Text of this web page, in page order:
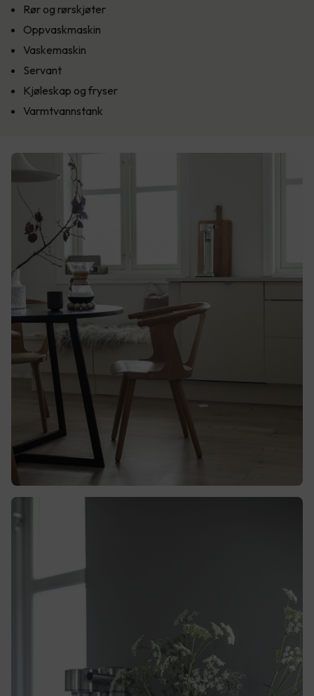
Rør og rørskjøter
Oppvaskmaskin
Vaskemaskin
Servant
Kjøleskap og fryser
Varmtvannstank